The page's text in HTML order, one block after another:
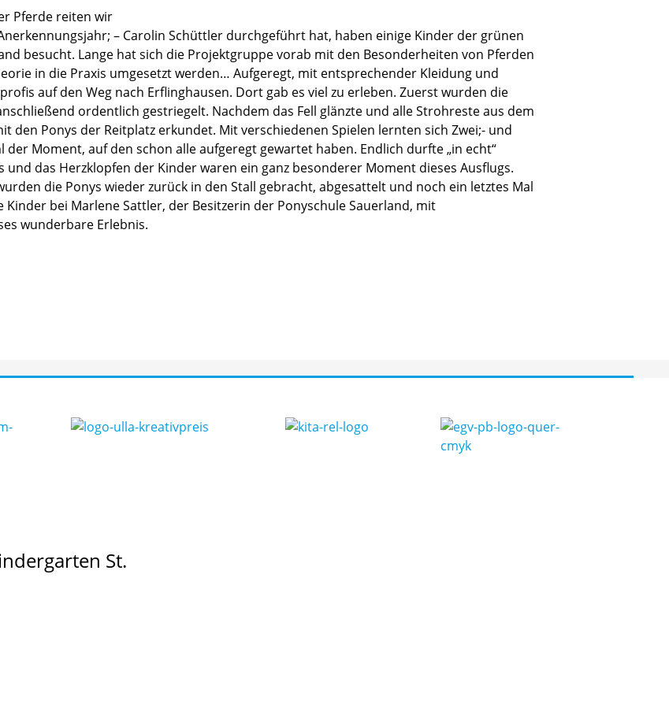
Pferde reiten wir
– Carolin Schüttler durchgeführt hat, haben einige Kinder der grünen
besucht. Lange hat sich die Projektgruppe vorab mit den Besonderheiten von Pferden
in die Praxis umgesetzt werden… Aufgeregt, mit entsprechender Kleidung und
auf den Weg nach Erflinghausen. Dort gab es viel zu erleben. Zuerst wurden die
ordentlich gestriegelt. Nachdem das Fell glänzte und alle Strohreste aus dem
den Ponys der Reitplatz erkundet. Mit verschiedenen Spielen lernten sich Zwei;- und
Moment, auf den schon alle aufgeregt gewartet haben. Endlich durfte „in echt“
das Herzklopfen der Kinder waren ein ganz besonderer Moment dieses Ausflugs.
die Ponys wieder zurück in den Stall gebracht, abgesattelt und noch ein letztes Mal
bei Marlene Sattler, der Besitzerin der Ponyschule Sauerland, mit
wunderbare Erlebnis.
St.